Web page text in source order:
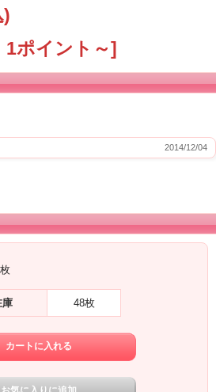
)
ポイント～]
2014/12/04
枚
庫 48枚